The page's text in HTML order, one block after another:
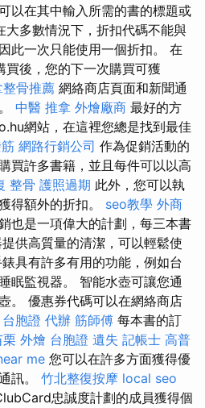
以在其中輸入所需的書的標題或
大多數情況下，折扣代碼不能與
此一次只能使用一個折扣。 在
後，您的下一次購買可獲
骨推薦 網絡商店頁面和新聞通
中醫 推拿 外燴廠商 最好的方
網站，在這裡您總是找到最佳
網路行銷公司 作為促銷活動的
買許多書籍，並且每件可以以高
整骨 護照過期 此外，您可以執
得額外的折扣。 seo教學 外商
也是一項偉大的計劃，每三本書
供高質量的清潔，可以輕鬆使
具有許多有用的功能，例如台
眠監視器。 智能水壺可讓您通
。 優惠券代碼可以在網絡商店
台胞證 代辦 筋師傅 每本書的訂
栗 外燴 台胞證 遺失 記帳士 高普
me 您可以在許多方面獲得優
訊。 竹北整復按摩 local seo
忠誠度計劃的成員獲得個